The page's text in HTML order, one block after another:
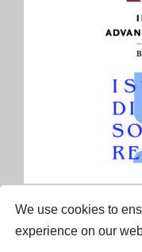
We use cookies to
experience on our
©